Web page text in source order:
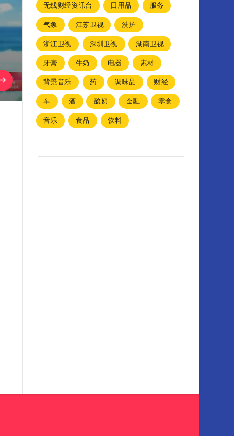
无线财经资讯台
日用品
服务
气象
江苏卫视
洗护
浙江卫视
深圳卫视
湖南卫视
牙膏
牛奶 电器
素材
背景音乐
药 调味品
财经
车
酒 酸奶 金融
零食
音乐
食品 饮料